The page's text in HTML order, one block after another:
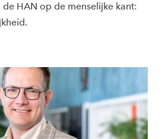
HAN op de menselijke kant: